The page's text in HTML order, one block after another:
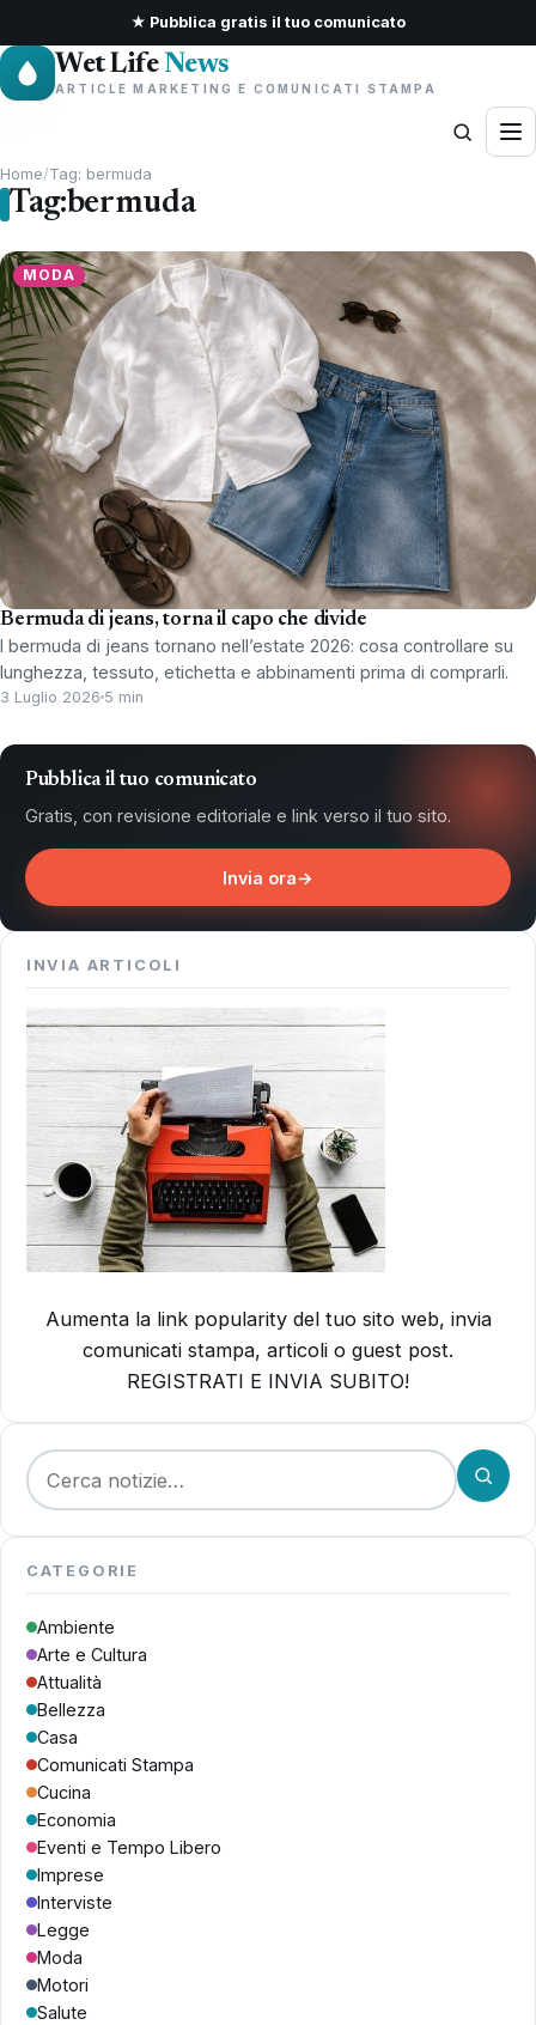
★ Pubblica gratis il tuo comunicato
Wet Life News
ARTICLE MARKETING E COMUNICATI STAMPA
Home/Tag: bermuda
Tag:bermuda
MODA
Bermuda di jeans, torna il capo che divide
I bermuda di jeans tornano nell’estate 2026: cosa controllare su
lunghezza, tessuto, etichetta e abbinamenti prima di comprarli.
3 Luglio 2026 5 min
Pubblica il tuo comunicato
Gratis, con revisione editoriale e link verso il tuo sito.
Invia ora→
INVIA ARTICOLI
Aumenta la link popularity del tuo sito web, invia
comunicati stampa, articoli o guest post.
REGISTRATI E INVIA SUBITO!
Cerca:
CATEGORIE
Ambiente
Arte e Cultura
Attualità
Bellezza
Casa
Comunicati Stampa
Cucina
Economia
Eventi e Tempo Libero
Imprese
Interviste
Legge
Moda
Motori
Salute